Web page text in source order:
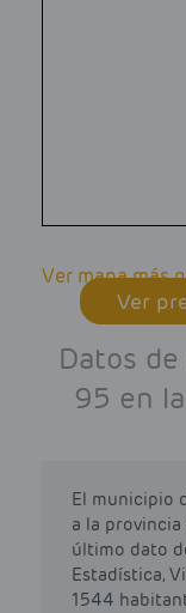
Ver mapa más
Ver
Datos
95 en
El municipio
a la provincia
último dato
Estadística,
1544